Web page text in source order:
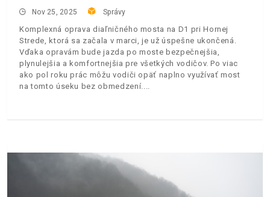
Nov 25, 2025 Správy
Komplexná oprava diaľničného mosta na D1 pri Hornej
Strede, ktorá sa začala v marci, je už úspešne ukončená.
Vďaka opravám bude jazda po moste bezpečnejšia,
plynulejšia a komfortnejšia pre všetkých vodičov. Po viac
ako pol roku prác môžu vodiči opäť naplno využívať most
na tomto úseku bez obmedzení.